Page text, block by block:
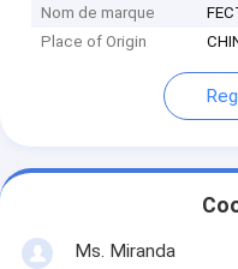
Nom de marque
Place of Origin
Ms. Miranda